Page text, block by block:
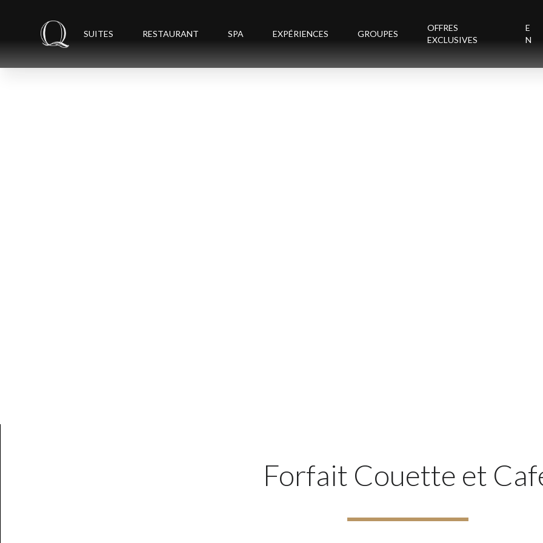
SUITES RESTAURANT SPA EXPÉRIENCES GROUPES
OFFRES
EXCLUSIVES
E
N
Forfait Couette et